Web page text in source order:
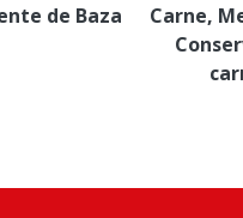
de Baza
Carne,